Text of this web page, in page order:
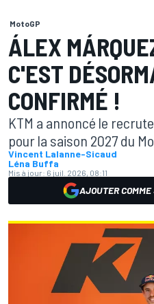
MotoGP
ÁLEX
C'EST
CONFIRMÉ !
KTM a annoncé le
pour la saison 2027 du
Vincent Lalanne-Sicaud
Léna Buffa
Mis à jour: 6 juil. 2026, 08:11
AJOUTER